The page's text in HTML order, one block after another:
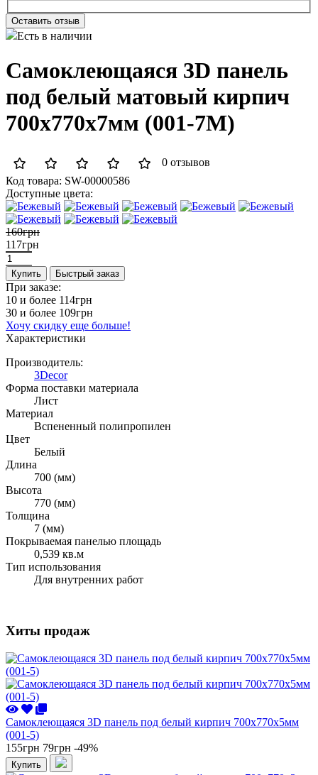
Оставить отзыв
Есть в наличии
Самоклеющаяся 3D панель
под белый матовый кирпич
700x770x7мм (001-7М)
0 отзывов
Код товара: SW-00000586
Доступные цвета:
160грн
117грн
Купить Быстрый заказ
При заказе:
10 и более 114грн
30 и более 109грн
Хочу скидку еще больше!
Характеристики
Производитель:
3Decor
Форма поставки материала
Лист
Материал
Вспененный полипропилен
Цвет
Белый
Длина
700 (мм)
Высота
770 (мм)
Толщина
7 (мм)
Покрываемая панелью площадь
0,539 кв.м
Тип использования
Для внутренних работ
Хиты продаж
Самоклеющаяся 3D панель под белый кирпич 700x770x5мм
(001-5)
155грн 79грн -49%
Купить